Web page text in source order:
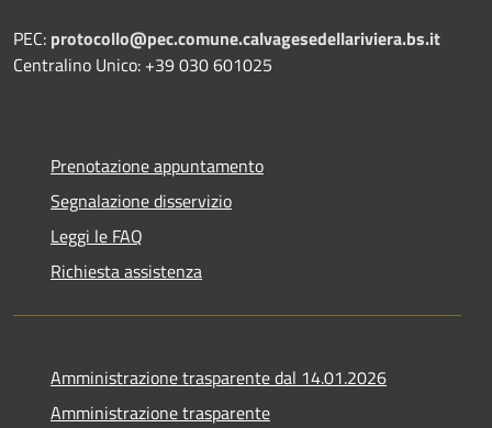
PEC: protocollo@pec.comune.calvagesedellariviera.bs.it
Centralino Unico: +39 030 601025
Prenotazione appuntamento
Segnalazione disservizio
Leggi le FAQ
Richiesta assistenza
Amministrazione trasparente dal 14.01.2026
Amministrazione trasparente